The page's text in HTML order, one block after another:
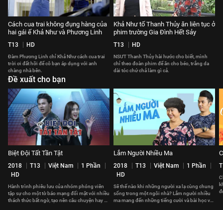
Cách cua trai không đụng hàng của
hai gái ế Khả Như và Phương Linh
T13 HD
Đàm Phương Linh chỉ Khả Như cách cua trai
trời ơi đất hỡi để cô bạn áp dụng với anh
chàng nhà bên.
Khả Như tố Thanh Thủy ăn liên tục ở
phim trường Gia Đình Hết Sảy
T13 HD
NSƯT Thanh Thủy hài hước cho biết, mình
chỉ theo đoàn phim để ăn cho béo, trắng da
dài tóc chứ chả làm gì cả.
Đề xuất cho bạn
Biệt Đội Tất Tần Tật
2018 T13 Việt Nam
1 Phần
HD
Hành trình phiêu lưu của nhóm phóng viên
tập sự cho một tờ báo mạng đối mặt với nhiều
thách thức bất ngờ, tạo nên câu chuyện hay về
Lắm Người Nhiều Ma
2018 T13 Việt Nam
1 Phần
HD
Sẽ thế nào khi những người xa lạ cùng chung
sống trong một ngôi nhà? Lắm người nhiều
ma mang đến những tiếng cười và bài học về